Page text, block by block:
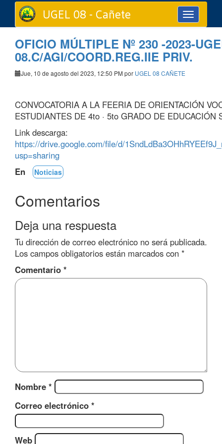
Toggle
navigation
UGEL 08 - Cañete
OFICIO MÚLTIPLE Nº 230 -2023-
08.C/AGI/COORD.REG.IIE PRIV.
Jue, 10 de agosto del 2023, 12:50 PM por UGEL 08 CAÑETE
CONVOCATORIA A LA FEERIA DE ORIENTACIÓN
ESTUDIANTES DE 4to · 5to GRADO DE EDUCACIÓN
Link descarga:
https://drive.google.com/file/d/
usp=sharing
En
Noticias
Comentarios
Deja una respuesta
Tu dirección de correo electrónico no será publicada.
Los campos obligatorios están marcados con *
Comentario *
Nombre *
Correo electrónico *
Web